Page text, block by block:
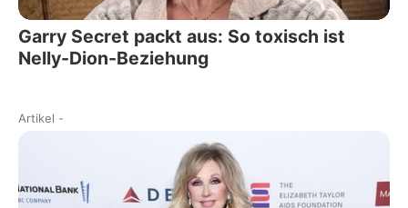
Garry Secret packt aus: So toxisch ist
Nelly-Dion-Beziehung
Artikel -